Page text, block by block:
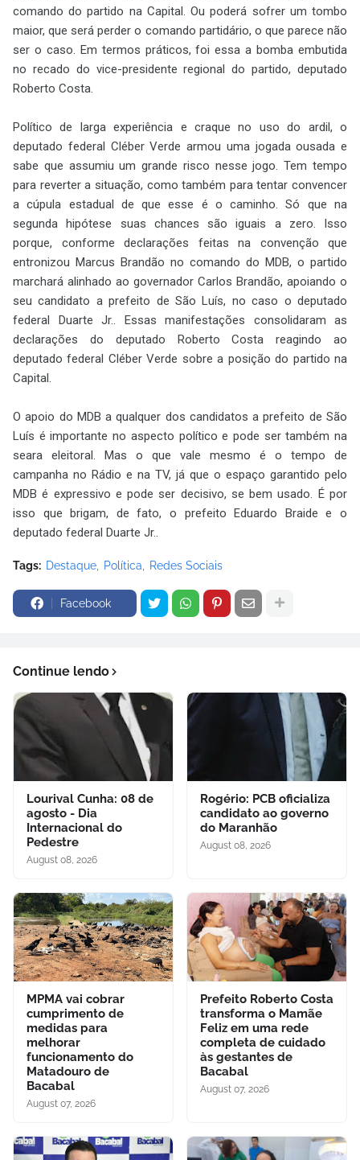
comando do partido na Capital. Ou poderá sofrer um tombo
maior, que será perder o comando partidário, o que parece não
ser o caso. Em termos práticos, foi essa a bomba embutida
no recado do vice-presidente regional do partido, deputado
Roberto Costa.
Político de larga experiência e craque no uso do ardil, o
deputado federal Cléber Verde armou uma jogada ousada e
sabe que assumiu um grande risco nesse jogo. Tem tempo
para reverter a situação, como também para tentar convencer
a cúpula estadual de que esse é o caminho. Só que na
segunda hipótese suas chances são iguais a zero. Isso
porque, conforme declarações feitas na convenção que
entronizou Marcus Brandão no comando do MDB, o partido
marchará alinhado ao governador Carlos Brandão, apoiando o
seu candidato a prefeito de São Luís, no caso o deputado
federal Duarte Jr.. Essas manifestações consolidaram as
declarações do deputado Roberto Costa reagindo ao
deputado federal Cléber Verde sobre a posição do partido na
Capital.
O apoio do MDB a qualquer dos candidatos a prefeito de São
Luís é importante no aspecto político e pode ser também na
seara eleitoral. Mas o que vale mesmo é o tempo de
campanha no Rádio e na TV, já que o espaço garantido pelo
MDB é expressivo e pode ser decisivo, se bem usado. É por
isso que brigam, de fato, o prefeito Eduardo Braide e o
deputado federal Duarte Jr..
Tags: Destaque Política Redes Sociais
Facebook
Continue lendo
Lourival Cunha: 08 de
agosto - Dia
Internacional do
Pedestre
August 08, 2026
Rogério: PCB oficializa
candidato ao governo
do Maranhão
August 08, 2026
MPMA vai cobrar
cumprimento de
medidas para
melhorar
funcionamento do
Matadouro de
Bacabal
August 07, 2026
Prefeito Roberto Costa
transforma o Mamãe
Feliz em uma rede
completa de cuidado
às gestantes de
Bacabal
August 07, 2026